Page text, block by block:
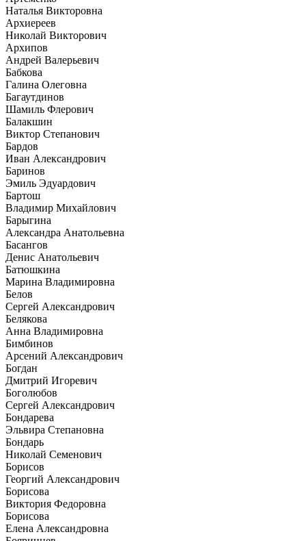
Наталья Викторовна
Архиереев
Николай Викторович
Архипов
Андрей Валерьевич
Бабкова
Галина Олеговна
Багаутдинов
Шамиль Флерович
Балакшин
Виктор Степанович
Бардов
Иван Александрович
Баринов
Эмиль Эдуардович
Бартош
Владимир Михайлович
Барыгина
Александра Анатольевна
Басангов
Денис Анатольевич
Батюшкина
Марина Владимировна
Белов
Сергей Александрович
Белякова
Анна Владимировна
Бимбинов
Арсений Александрович
Богдан
Дмитрий Игоревич
Боголюбов
Сергей Александрович
Бондарева
Эльвира Степановна
Бондарь
Николай Семенович
Борисов
Георгий Александрович
Борисова
Виктория Федоровна
Борисова
Елена Александровна